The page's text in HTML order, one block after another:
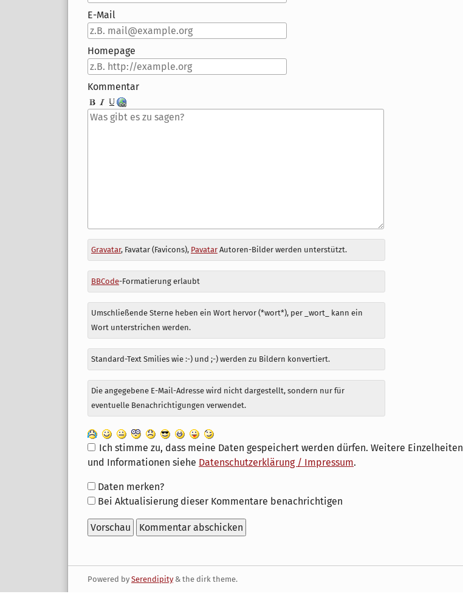
E-Mail
Homepage
Kommentar
Antwort
zu
Gravatar, Favatar (Favicons), PavatarAutoren-Bilder werden unterstützt.
BBCode-Formatierung erlaubt
Umschließende Sterne heben ein Wort hervor (*wort*), per _wort_ kann ein
Wort unterstrichen werden.
Standard-Text Smilies wie :-) und ;-) werden zu Bildern konvertiert.
Die angegebene E-Mail-Adresse wird nicht dargestellt, sondern nur für
eventuelle Benachrichtigungen verwendet.
Ich stimme zu, dass meine Daten gespeichert werden dürfen. Weitere Einzelheiten
und Informationen siehe Datenschutzerklärung / Impressum.
Formular-
Optionen
Daten merken?
Bei Aktualisierung dieser Kommentare benachrichtigen
Powered by Serendipity& the dirktheme.